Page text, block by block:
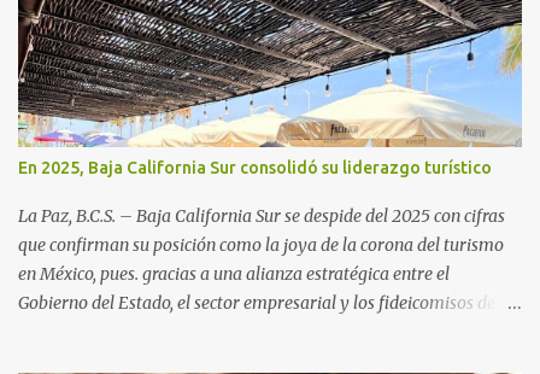
En 2025, Baja California Sur consolidó su liderazgo turístico
La Paz, B.C.S. – Baja California Sur se despide del 2025 con cifras
que confirman su posición como la joya de la corona del turismo
en México, pues. gracias a una alianza estratégica entre el
Gobierno del Estado, el sector empresarial y los fideicomisos de